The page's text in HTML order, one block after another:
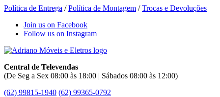
Política de Entrega /Política de Montagem /Trocas e Devoluções
Join us on Facebook
Follow us on Instagram
Central de Televendas
(De Seg a Sex 08:00 às 18:00 | Sábados 08:00 às 12:00)
(62) 99815-1940 (62) 99365-0792